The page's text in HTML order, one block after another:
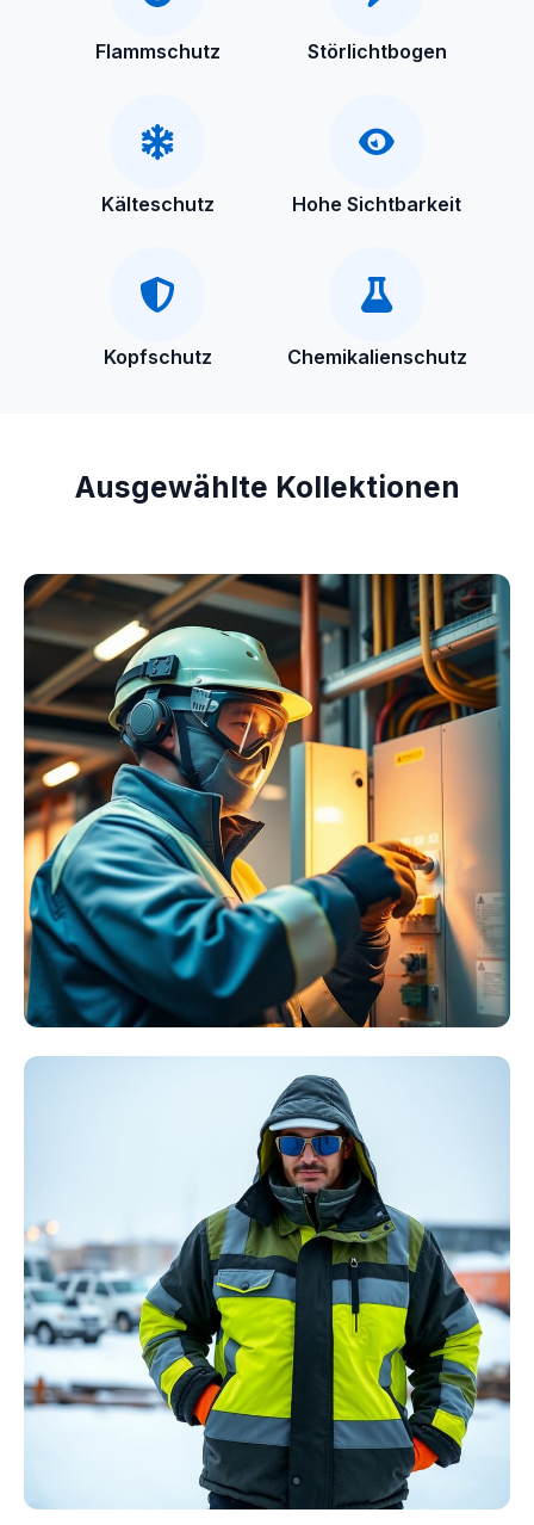
Flammschutz Störlichtbogen
Kälteschutz Hohe Sichtbarkeit
Kopfschutz Chemikalienschutz
Ausgewählte Kollektionen
Störlichtbogen
Komplett-Sets